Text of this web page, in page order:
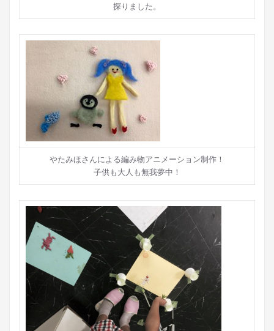
探りました。
やたみほさんによる編み物アニメーション制作！
子供も大人も無我夢中！